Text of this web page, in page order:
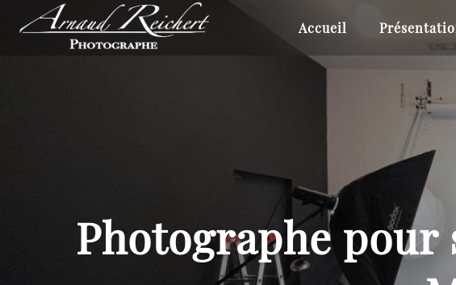
Accueil
Photographe